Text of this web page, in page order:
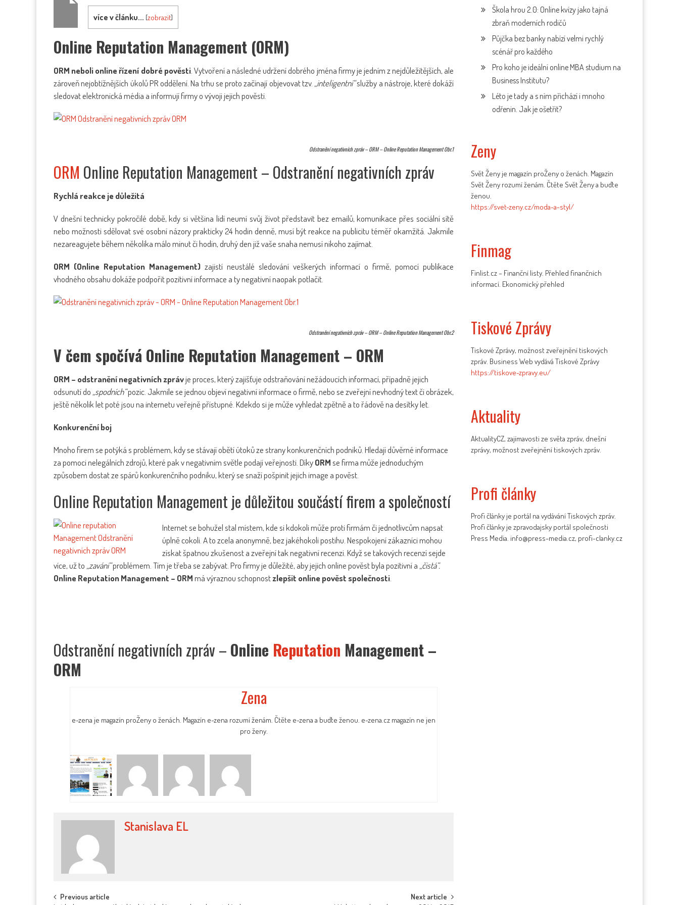
více v článku... [zobrazit]
Online Reputation Management (ORM)
ORM neboli online řízení dobré pověsti. Vytvoření a následné udržení dobrého jména firmy je jedním z nejdůležitějších, ale
zároveň nejobtížnějších úkolů PR oddělení. Na trhu se proto začínají objevovat tzv. „inteligentní“služby a nástroje, které dokáží
sledovat elektronická média a informují firmy o vývoji jejich pověsti.
Odstranění negativních zpráv – ORM – Online Reputation Management Obr.1
ORM Online Reputation Management – Odstranění negativních zpráv
Rychlá reakce je důležitá
V dnešní technicky pokročilé době, kdy si většina lidí neumí svůj život představit bez emailů, komunikace přes sociální sítě
nebo možnosti sdělovat své osobní názory prakticky 24 hodin denně, musí být reakce na publicitu téměř okamžitá. Jakmile
nezareagujete během několika málo minut či hodin, druhý den již vaše snaha nemusí nikoho zajímat.
ORM (Online Reputation Management)zajistí neustálé sledování veškerých informací o firmě, pomocí publikace
vhodného obsahu dokáže podpořit pozitivní informace a ty negativní naopak potlačit.
Odstranění negativních zpráv – ORM – Online Reputation Management Obr.2
V čem spočívá Online Reputation Management – ORM
ORM – odstranění negativních zprávje proces, který zajišťuje odstraňování nežádoucích informací, případně jejich
odsunutí do „spodních“pozic. Jakmile se jednou objeví negativní informace o firmě, nebo se zveřejní nevhodný text či obrázek,
ještě několik let poté jsou na internetu veřejně přístupné. Kdekdo si je může vyhledat zpětně a to řádově na desítky let.
Konkurenční boj
Mnoho firem se potýká s problémem, kdy se stávají obětí útoků ze strany konkurenčních podniků. Hledají důvěrné informace
za pomoci nelegálních zdrojů, které pak v negativním světle podají veřejnosti. DíkyORMse firma může jednoduchým
způsobem dostat ze spárů konkurenčního podniku, který se snaží pošpinit jejich image a pověst.
Online Reputation Management je důležitou součástí firem a společností
Internet se bohužel stal místem, kde si kdokoli může proti firmám či jednotlivcům napsat
úplně cokoli. A to zcela anonymně, bez jakéhokoli postihu. Nespokojení zákazníci mohou
získat špatnou zkušenost a zveřejní tak negativní recenzi. Když se takových recenzí sejde
více, už to „zavání“problémem. Tím je třeba se zabývat. Pro firmy je důležité, aby jejich online pověst byla pozitivní a „čistá“.
Online Reputation Management – ORMmá výraznou schopnostzlepšit online pověst společnosti
Odstranění negativních zpráv – Online Reputation Management –
ORM
Zena
e-zena je magazín proŽeny o ženách. Magazín e-zena rozumí ženám. Čtěte e-zena a buďte ženou. e-zena.cz magazín ne jen
pro ženy.
Stanislava EL
Previous article Next article
Škola hrou 2.0: Online kvízy jako tajná
zbraň moderních rodičů
Půjčka bez banky nabízí velmi rychlý
scénář pro každého
Pro koho je ideální online MBA studium na
Business Institutu?
Léto je tady a s ním přichází i mnoho
odřenin. Jak je ošetřit?
Zeny
Svět Ženy je magazín proŽeny o ženách. Magazín
Svět Ženy rozumí ženám. Čtěte Svět Ženy a buďte
ženou.
https://svet-zeny.cz/moda-a-styl/
Finmag
Finlist.cz – Finanční listy. Přehled finančních
informací. Ekonomický přehled
Tiskové Zprávy
Tiskové Zprávy, možnost zveřejnění tiskových
zpráv. Business Web vydává Tiskové Zprávy
https://tiskove-zpravy.eu/
Aktuality
AktualityCZ, zajímavosti ze světa zpráv, dnešní
zprávy, možnost zveřejnění tiskových zpráv.
Profi články
Profi články je portál na vydávání Tiskových zpráv.
Profi články je zpravodajsky portál společnosti
Press Media. info@press-media.cz, profi-clanky.cz